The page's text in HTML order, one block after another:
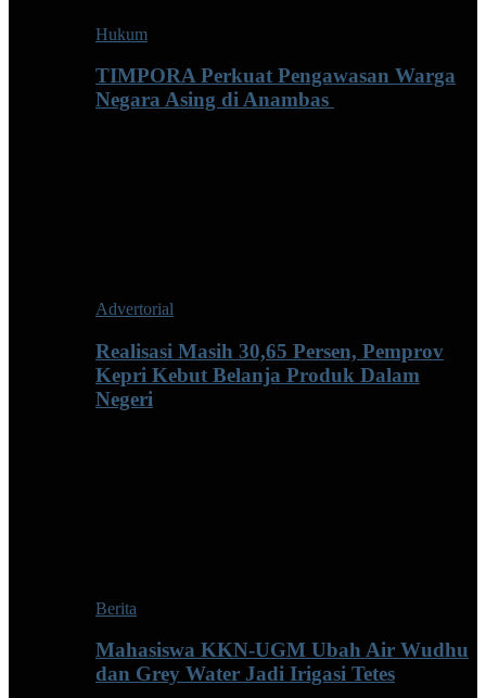
Hukum
TIMPORA Perkuat Pengawasan Warga
Negara Asing di Anambas ‎
Advertorial
Realisasi Masih 30,65 Persen, Pemprov
Kepri Kebut Belanja Produk Dalam
Negeri
Berita
Mahasiswa KKN-UGM Ubah Air Wudhu
dan Grey Water Jadi Irigasi Tetes